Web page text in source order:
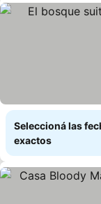
Seleccioná las
exactos